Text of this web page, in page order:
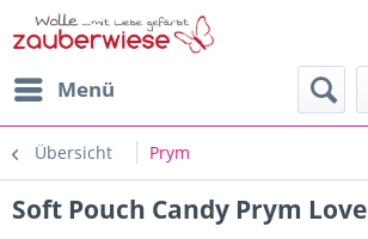
Menü
Übersicht Prym
Soft Pouch Candy Prym Love